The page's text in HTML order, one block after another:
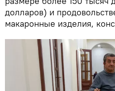
долларов) и
макаронные изделия,